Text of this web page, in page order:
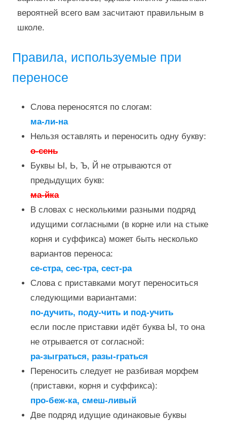
вероятней всего вам засчитают правильным в
школе.
Правила, используемые при
переносе
Слова переносятся по слогам:
ма-ли-на
Нельзя оставлять и переносить одну букву:
о-сень
Буквы Ы, Ь, Ъ, Й не отрываются от
предыдущих букв:
ма-йка
В словах с несколькими разными подряд
идущими согласными (в корне или на стыке
корня и суффикса) может быть несколько
вариантов переноса:
се-стра, сес-тра, сест-ра
Слова с приставками могут переноситься
следующими вариантами:
по-дучить, поду-чить и под-учить
если после приставки идёт буква Ы, то она
не отрывается от согласной:
ра-зыграться, разы-граться
Переносить следует не разбивая морфем
(приставки, корня и суффикса):
про-беж-ка, смеш-ливый
Две подряд идущие одинаковые буквы